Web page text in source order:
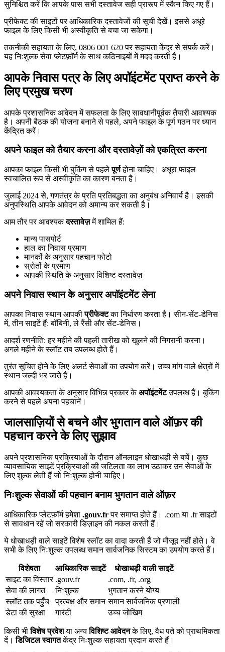
सुनिश्चित करें कि आपके पास सभी दस्तावेज सही प्रारूप में स्कैन किए गए हैं।
प्रीफेक्ट की साइटों पर आधिकारिक दस्तावेजों की सूची देखें। इससे अधूरे
फाइल के लिए किसी भी अस्वीकृति से बचा जा सकेगा।
तकनीकी सहायता के लिए, 0806 001 620 पर सहायता केंद्र से संपर्क करें।
यह निःशुल्क सेवा प्लेटफ़ॉर्म के साथ कठिनाइयों में मदद करती है।
आपके निवास पत्र के लिए अपॉइंटमेंट प्राप्त करने के
लिए प्रमुख चरण
आपके प्रशासनिक आवेदन में सफलता के लिए सावधानीपूर्वक तैयारी आवश्यक
है। अपनी बैठक की योजना बनाने से पहले, अपने फाइल के पूर्ण गठन पर ध्यान
केंद्रित करें।
अपने फाइल को तैयार करना और दस्तावेज़ों को एकत्रित करना
आपका फाइल किसी भी बुकिंग से पहलेपूर्णहोना चाहिए। अधूरा फाइल
स्वचालित रूप से अस्वीकृति का कारण बनता है।
जुलाई 2024 से, गणतंत्र के प्रति प्रतिबद्धता का अनुबंध अनिवार्य है। इसकी
अनुपस्थिति आपके आवेदन को अमान्य कर सकती है।
आम तौर पर आवश्यकदस्तावेज़में शामिल हैं:
मान्य पासपोर्ट
हाल का निवास प्रमाण
मानकों के अनुसार पहचान फोटो
स्रोतों के प्रमाण
आपकी स्थिति के अनुसार विशिष्ट दस्तावेज़
अपने निवास स्थान के अनुसार अपॉइंटमेंट लेना
आपका निवास स्थान आपकीप्रीफेक्टका निर्धारण करता है। सीन-सेंट-डेनिस
में, तीन साइटें हैं: बॉबिनी, ले रैंसी और सेंट-डेनिस।
आदर्श रणनीति: हर महीने की पहली तारीख को खुलने की निगरानी करना।
अगले महीने के स्लॉट तब उपलब्ध होते हैं।
तुरंत सूचित होने के लिए अलर्ट सेवाओं का उपयोग करें। उच्च मांग वाले क्षेत्रों में
स्थान जल्दी भर जाते हैं।
आपकी आवश्यकता के अनुसार विभिन्न प्रकार केअपॉइंटमेंटउपलब्ध हैं। बुकिंग
करने से पहले अपना पहचानें।
जालसाज़ियों से बचने और भुगतान वाले ऑफ़र की
पहचान करने के लिए सुझाव
अपने प्रशासनिक प्रक्रियाओं के दौरान ऑनलाइन धोखाधड़ी से बचें। कुछ
व्यावसायिक साइटें प्रक्रियाओं की जटिलता का लाभ उठाकर उन सेवाओं के
लिए शुल्क लेती हैं जो निःशुल्क होनी चाहिए।
निःशुल्क सेवाओं की पहचान बनाम भुगतान वाले ऑफ़र
आधिकारिक प्लेटफ़ॉर्म हमेशा .gouv.frपर समाप्त होते हैं। .com या .fr साइटों
से सावधान रहें जो सरकारी डिज़ाइन की नकल करती हैं।
ये धोखाधड़ी वाले साइटें विशेष स्लॉट का वादा करती हैं जो मौजूद नहीं होते। वे
सभी के लिए निःशुल्क उपलब्ध समान सार्वजनिक सिस्टम का उपयोग करते हैं।
विशेषता आधिकारिक साइटें
धोखाधड़ी वाली साइटें
साइट का विस्तार .gouv.fr
.com, .fr, .org
सेवा की लागत
निःशुल्क
भुगतान करने योग्य
स्लॉट तक पहुँच
प्रत्यक्ष और समान समान सार्वजनिक प्रणाली
डेटा की सुरक्षा
गारंटी उच्च जोखिम
किसी भीविशेष प्रवेशया अन्यविशिष्ट आवेदनके लिए, वैध पते को प्राथमिकता
दें।डिजिटल स्वागतकेंद्र निःशुल्क सहायता प्रदान करते हैं।